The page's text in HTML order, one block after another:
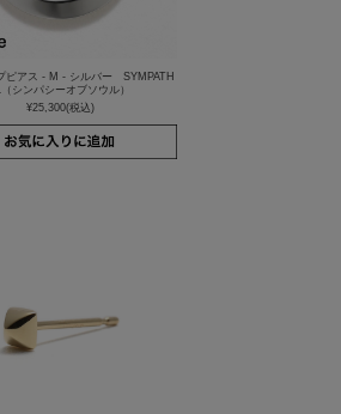
ピアス - M - シルバー SYMPATH
シンパシーオブソウル）
¥25,300(税込)